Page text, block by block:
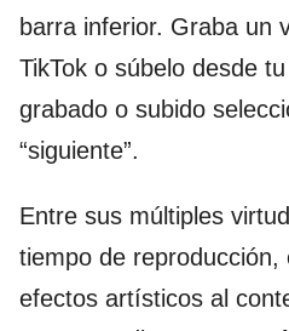
barra inferior. Graba un
TikTok o súbelo desde
grabado o subido
“siguiente”.
Entre sus múltiples
tiempo de
efectos artísticos al